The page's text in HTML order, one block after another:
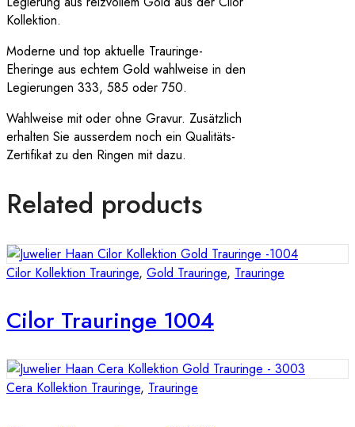
Kollektion.
Moderne und top aktuelle Trauringe-
Eheringe aus echtem Gold wahlweise in den
Legierungen 333, 585 oder 750.
Wahlweise mit oder ohne Gravur. Zusätzlich
erhalten Sie ausserdem noch ein Qualitäts-
Zertifikat zu den Ringen mit dazu.
Related products
Cilor Kollektion Trauringe, Gold Trauringe, Trauringe
Cilor Trauringe 1004
Cera Kollektion Trauringe, Trauringe